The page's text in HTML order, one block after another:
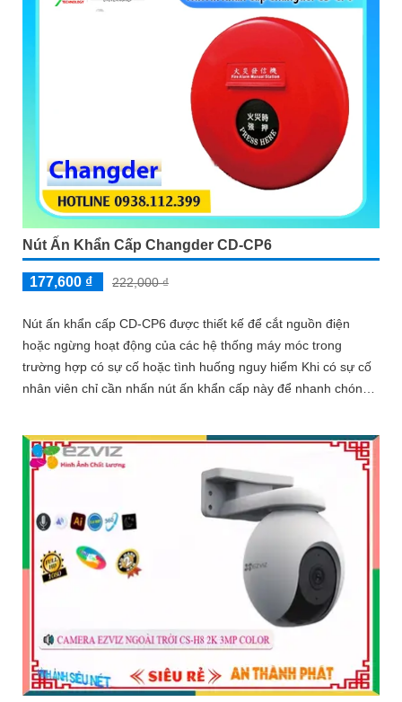
Nút Ấn Khẩn Cấp Changder CD-CP6
177,600 ₫ 222,000 ₫
Nút ấn khẩn cấp CD-CP6 được thiết kế để cắt nguồn điện
hoặc ngừng hoạt động của các hệ thống máy móc trong
trường hợp có sự cố hoặc tình huống nguy hiểm Khi có sự cố
nhân viên chỉ cần nhấn nút ấn khẩn cấp này để nhanh chóng
hiểm.